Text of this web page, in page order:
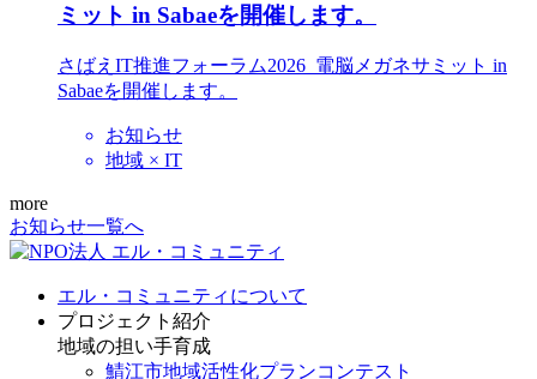
ミット in Sabaeを開催します。
さばえIT推進フォーラム2026_電脳メガネサミット in
Sabaeを開催します。
お知らせ
地域 × IT
more
お知らせ一覧へ
エル・コミュニティについて
プロジェクト紹介
地域の担い手育成
鯖江市地域活性化プランコンテスト